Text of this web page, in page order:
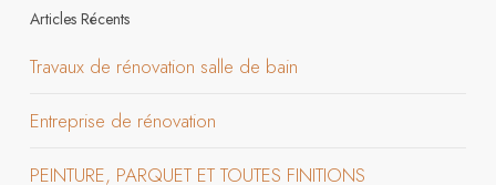
Articles Récents
Travaux de rénovation salle de bain
Entreprise de rénovation
PEINTURE, PARQUET ET TOUTES FINITIONS